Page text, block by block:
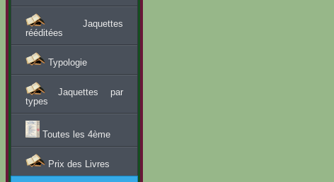
Jaquettes
rééditées
Typologie
Jaquettes par
types
Toutes les 4ème
Prix des Livres